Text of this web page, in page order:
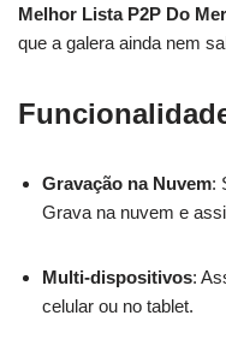
Melhor Lista P2P Do
que a galera ainda nem
Gravação na Nuvem:
Grava na nuvem e
Multi-dispositivos:
celular ou no tablet.